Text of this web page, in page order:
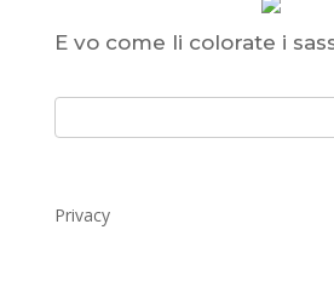
E vo come li colorate i
Privacy